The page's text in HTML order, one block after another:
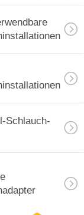
Schlauch-